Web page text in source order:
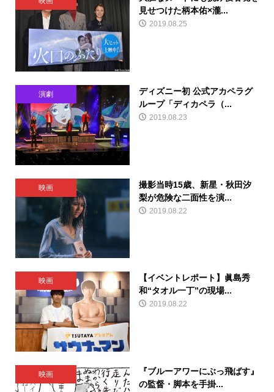
見せつけた柄本佑×瀧...
2019.08.25
演劇
ディズニー初 公式アカペラグ
ループ「ディカペラ（...
2019.08.23
映画
撮影当時15歳、新星・秋田汐
梨が危険な二面性を演...
2019.08.22
映画
【イベントレポート】眞島秀
和“タオル一丁”の現場...
2019.08.22
映画
『ブルーアワーにぶっ飛ばす』
の監督・脚本を手掛...